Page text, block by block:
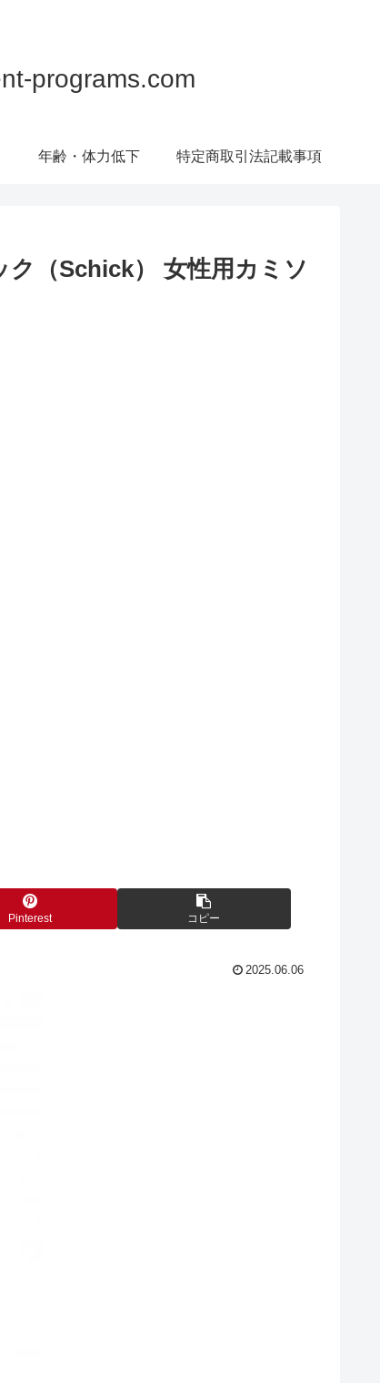
programs.com
年齢・体力低下 特定商取引法記載事項
ク（Schick） 女性用カミソ
Pinterest コピー
2025.06.06